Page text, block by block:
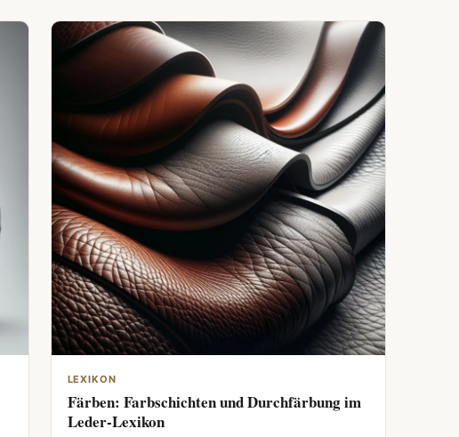
LEXIKON
Färben: Farbschichten und Durchfärbung im
Leder-Lexikon